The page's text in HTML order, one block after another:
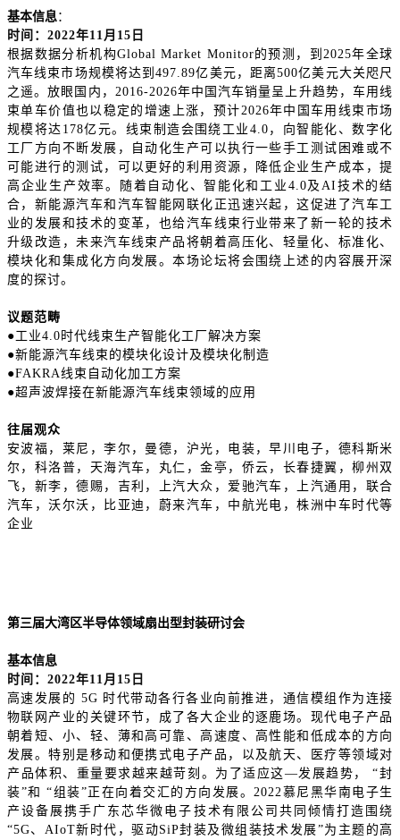
基本信息：
时间： 2022年11月15日
根据数据分析机构Global Market Monitor的预测，到2025年全球
汽车线束市场规模将达到497.89亿美元，距离500亿美元大关咫尺
之遥。放眼国内，2016-2026年中国汽车销量呈上升趋势，车用线
束单车价值也以稳定的增速上涨，预计2026年中国车用线束市场
规模将达178亿元。线束制造会围绕工业4.0，向智能化、数字化
工厂方向不断发展，自动化生产可以执行一些手工测试困难或不
可能进行的测试，可以更好的利用资源，降低企业生产成本，提
高企业生产效率。随着自动化、智能化和工业4.0及AI技术的结
合，新能源汽车和汽车智能网联化正迅速兴起，这促进了汽车工
业的发展和技术的变革，也给汽车线束行业带来了新一轮的技术
升级改造，未来汽车线束产品将朝着高压化、轻量化、标准化、
模块化和集成化方向发展。本场论坛将会围绕上述的内容展开深
度的探讨。
议题范畴
●工业4.0时代线束生产智能化工厂解决方案
●新能源汽车线束的模块化设计及模块化制造
●FAKRA线束自动化加工方案
●超声波焊接在新能源汽车线束领域的应用
往届观众
安波福，莱尼，李尔，曼德，沪光，电装，早川电子，德科斯米
尔，科洛普，天海汽车，丸仁，金亭，侨云，长春捷翼，柳州双
飞，新李，德赐，吉利，上汽大众，爱驰汽车，上汽通用，联合
汽车，沃尔沃，比亚迪，蔚来汽车，中航光电，株洲中车时代等
企业
第三届大湾区半导体领域扇出型封装研讨会
基本信息
时间： 2022年11月15日
高速发展的 5G 时代带动各行各业向前推进，通信模组作为连接
物联网产业的关键环节，成了各大企业的逐鹿场。现代电子产品
朝着短、小、轻、薄和高可靠、高速度、高性能和低成本的方向
发展。特别是移动和便携式电子产品，以及航天、医疗等领域对
产品体积、重量要求越来越苛刻。为了适应这—发展趋势， “封
装”和 “组装”正在向着交汇的方向发展。2022慕尼黑华南电子生
产设备展携手广东芯华微电子技术有限公司共同倾情打造围绕
“5G、AIoT新时代，驱动SiP封装及微组装技术发展”为主题的高